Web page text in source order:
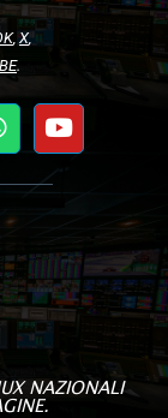
, X,
.
NAZIONALI